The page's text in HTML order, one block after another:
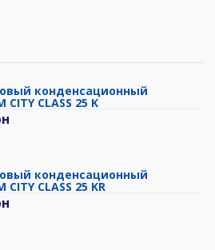
конденсационный
CITY CLASS 25 K
конденсационный
CITY CLASS 25 KR